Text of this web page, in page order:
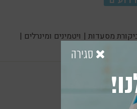
מסעדות | ויטמינים ומינרלים |
סגירה